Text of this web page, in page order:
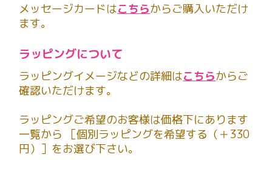
メッセージカードはこちらからご購入いただけ
ます。
ラッピングについて
ラッピングイメージなどの詳細はこちらからご
確認いただけます。
ラッピングご希望のお客様は価格下にあります
一覧から ［個別ラッピングを希望する（＋330
円）］をお選び下さい。